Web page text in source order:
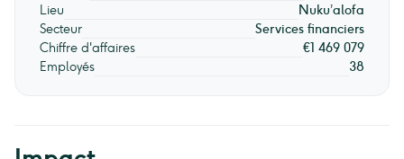
Lieu
Nuku’alofa
Secteur
Services financiers
Chiffre d'affaires
€1 469 079
Employés
38